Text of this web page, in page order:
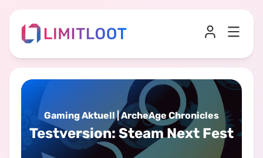
Gaming Aktuell | ArcheAge Chronicles
Testversion: Steam Next Fest